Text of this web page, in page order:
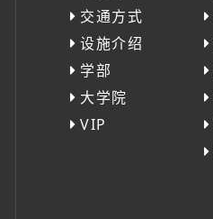
交通方式
设施介绍
学部
大学院
VIP